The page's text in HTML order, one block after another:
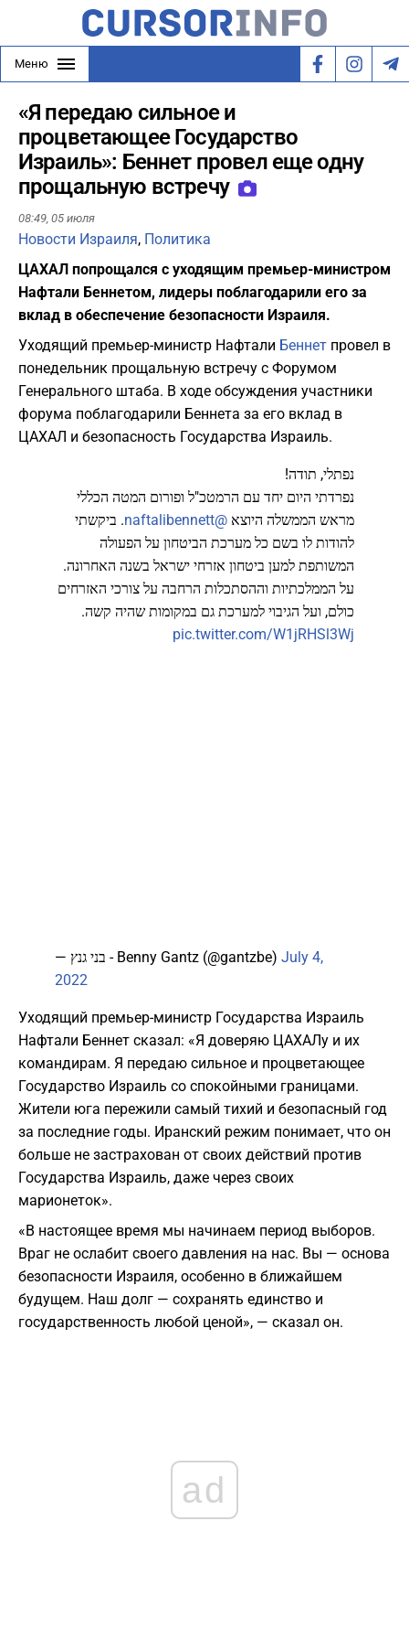
Меню
«Я передаю сильное и
процветающее Государство
Израиль»: Беннет провел еще одну
прощальную встречу
08:49, 05 июля
Новости Израиля, Политика
ЦАХАЛ попрощался с уходящим премьер-министром
Нафтали Беннетом, лидеры поблагодарили его за
вклад в обеспечение безопасности Израиля.
Уходящий премьер-министр Нафтали Беннет провел в
понедельник прощальную встречу с Форумом
Генерального штаба. В ходе обсуждения участники
форума поблагодарили Беннета за его вклад в
ЦАХАЛ и безопасность Государства Израиль.
נפתלי, תודה!
נפרדתי היום יחד עם הרמטכ"ל ופורום המטה הכללי
מראש הממשלה היוצא @naftalibennett
. ביקשתי
להודות לו בשם כל מערכת הביטחון על הפעולה
המשותפת למען ביטחון אזרחי ישראל בשנה האחרונה.
על הממלכתיות וההסתכלות הרחבה על צורכי האזרחים
כולם, ועל הגיבוי למערכת גם במקומות שהיה קשה.
pic.twitter.com/W1jRHSl3Wj
— בני גנץ - Benny Gantz (@gantzbe) July 4,
2022
Уходящий премьер-министр Государства Израиль
Нафтали Беннет сказал: «Я доверяю ЦАХАЛу и их
командирам. Я передаю сильное и процветающее
Государство Израиль со спокойными границами.
Жители юга пережили самый тихий и безопасный год
за последние годы. Иранский режим понимает, что он
больше не застрахован от своих действий против
Государства Израиль, даже через своих
марионеток».
«В настоящее время мы начинаем период выборов.
Враг не ослабит своего давления на нас. Вы — основа
безопасности Израиля, особенно в ближайшем
будущем. Наш долг — сохранять единство и
государственность любой ценой», — сказал он.
ad